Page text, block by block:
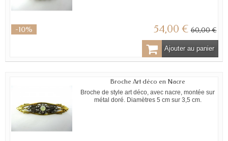
-10% 54,00 € 60,00 €
Ajouter au panier
Broche Art déco en Nacre
Broche de style art déco, avec nacre, montée sur
métal doré. Diamètres 5 cm sur 3,5 cm.